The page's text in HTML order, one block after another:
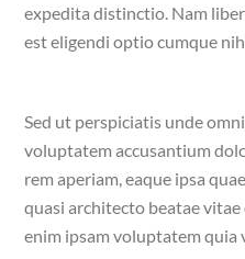
expedita distinctio. Nam
est eligendi optio cumque
Sed ut perspiciatis unde
voluptatem accusantium
rem aperiam, eaque ipsa
quasi architecto beatae
enim ipsam voluptatem